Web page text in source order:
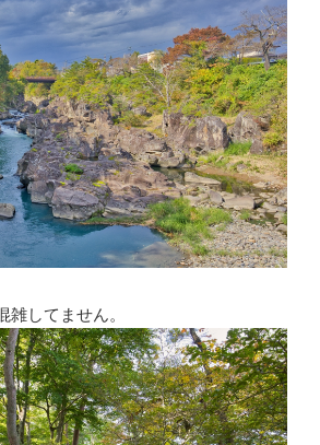
雑してません。